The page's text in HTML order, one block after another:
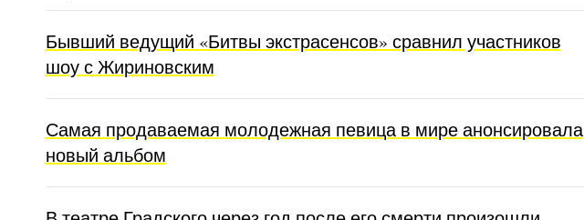
Бывший ведущий «Битвы экстрасенсов» сравнил участников
шоу с Жириновским
Самая продаваемая молодежная певица в мире анонсировала
новый альбом